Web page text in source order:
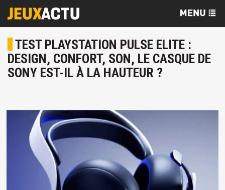
TEST PLAYSTATION PULSE ELITE :
DESIGN, CONFORT, SON, LE CASQUE DE
SONY EST-IL À LA HAUTEUR ?